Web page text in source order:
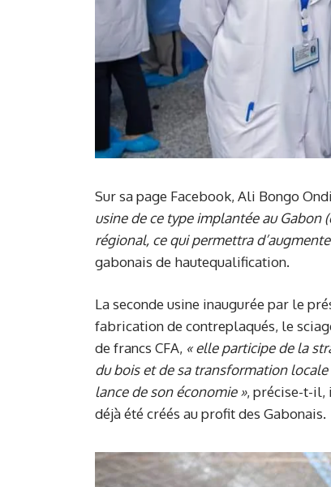
Sur sa page Facebook, Ali Bongo
usine de ce type implantée au Gabon
régional, ce qui permettra
gabonais de hautequalification.
La seconde usine inaugurée par le
fabrication de contreplaqués, le
de francs CFA, « elle participe de la
du bois et de sa transformation locale
lance de son économie », précise-t-il,
déjà été créés au profit des Gabonais.